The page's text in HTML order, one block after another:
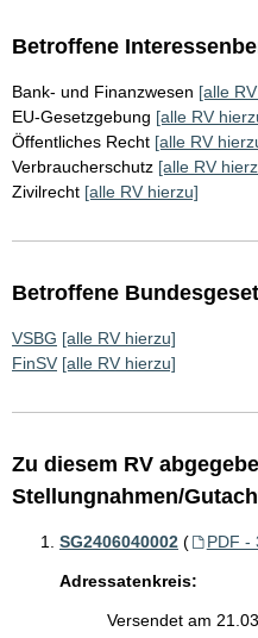
Betroffene
Bank- und Finanzwesen [alle
EU-Gesetzgebung [alle RV
Öffentliches Recht [alle RV
Verbraucherschutz [alle RV
Zivilrecht [alle RV hierzu]
Betroffene
VSBG [alle RV hierzu]
FinSV [alle RV hierzu]
Zu diesem RV
Stellungnahmen/
SG2406040002 ( PDF -
Adressatenkreis:
Versendet am